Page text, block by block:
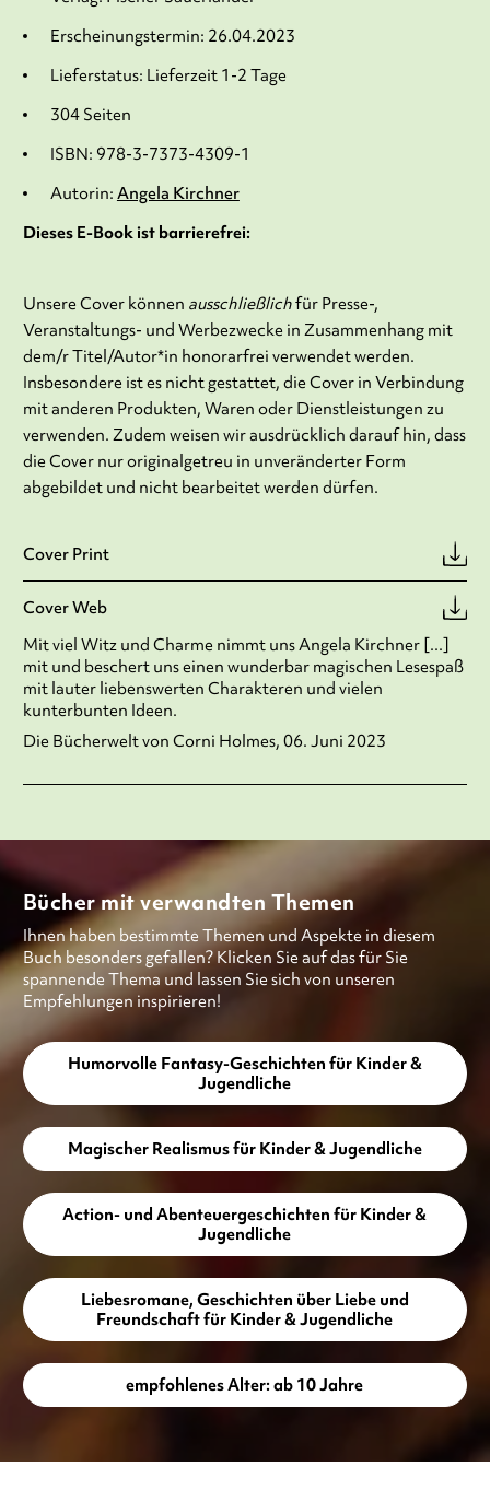
Erscheinungstermin: 26.04.2023
Lieferstatus: Lieferzeit 1-2 Tage
ISBN: 978-3-7373-4309-1
304 Seiten
Autorin: Angela Kirchner
Dieses E-Book ist barrierefrei:
Unsere Cover können ausschließlichfür Presse-,
Veranstaltungs- und Werbezwecke in Zusammenhang mit
dem/r Titel/Autor*in honorarfrei verwendet werden.
Insbesondere ist es nicht gestattet, die Cover in Verbindung
mit anderen Produkten, Waren oder Dienstleistungen zu
verwenden. Zudem weisen wir ausdrücklich darauf hin, dass
die Cover nur originalgetreu in unveränderter Form
abgebildet und nicht bearbeitet werden dürfen.
Cover Print
Cover Web
Mit viel Witz und Charme nimmt uns Angela Kirchner [...]
mit und beschert uns einen wunderbar magischen Lesespaß
mit lauter liebenswerten Charakteren und vielen
kunterbunten Ideen.
Die Bücherwelt von Corni Holmes, 06. Juni 2023
Bücher mit verwandten Themen
Ihnen haben bestimmte Themen und Aspekte in diesem
Buch besonders gefallen? Klicken Sie auf das für Sie
spannende Thema und lassen Sie sich von unseren
Empfehlungen inspirieren!
Humorvolle Fantasy-Geschichten für Kinder &
Jugendliche
Magischer Realismus für Kinder & Jugendliche
Action- und Abenteuergeschichten für Kinder &
Jugendliche
Liebesromane, Geschichten über Liebe und
Freundschaft für Kinder & Jugendliche
empfohlenes Alter: ab 10 Jahre